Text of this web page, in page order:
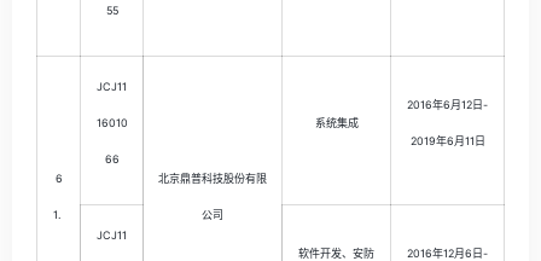
55
6
1.
JCJ11
16010
66
北京鼎普科技股份有限
公司
系统集成
2016年6月12日-
2019年6月11日
JCJ11
软件开发、安防 2016年12月6日-